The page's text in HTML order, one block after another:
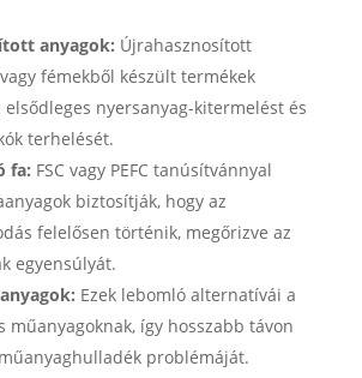
anyagok: Újrahasznosított
fémekből készült termékek
elsődleges nyersanyag-kitermelést és
terhelését.
fa: FSC vagy PEFC tanúsítvánnyal
biztosítják, hogy az
felelősen történik, megőrizve az
egyensúlyát.
Ezek lebomló alternatívái a
műanyagoknak, így hosszabb távon
problémáját.